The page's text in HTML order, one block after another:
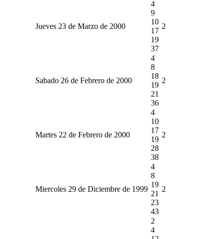
Jueves 23 de Marzo de 2000
4
9
10
17
19
37
2
Sabado 26 de Febrero de 2000
4
8
18
19
21
36
2
Martes 22 de Febrero de 2000
4
10
17
19
28
38
2
Miercoles 29 de Diciembre de 1999
4
8
19
21
23
43
2
2
4